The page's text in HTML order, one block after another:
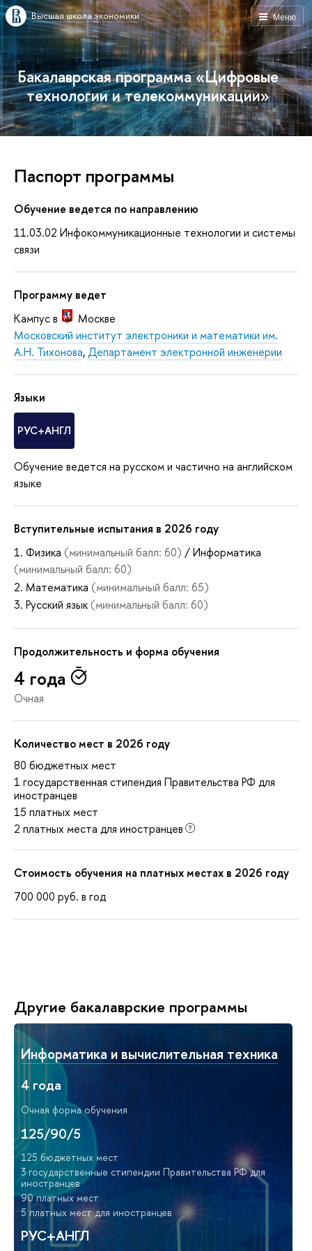
Меню
Высшая школа экономики
Бакалаврская программа «Цифровые
технологии и телекоммуникации»
Паспорт программы
Обучение ведется по направлению
11.03.02 Инфокоммуникационные технологии и системы
связи
Программу ведет
Кампус в
Москве
Московский институт электроники и математики им.
А.Н. Тихонова,Департамент электронной инженерии
Языки
РУС+АНГЛ
Обучение ведется на русском и частично на английском
языке
Вступительные испытания в 2026 году
Физика (минимальный балл: 60) / Информатика
(минимальный балл: 60)
Математика (минимальный балл: 65)
Русский язык (минимальный балл: 60)
Продолжительность и форма обучения
4 года
Очная
Количество мест в 2026 году
80 бюджетных мест
1 государственная стипендия Правительства РФ для
иностранцев
15 платных мест
2 платных места для иностранцев
Стоимость обучения на платных местах в 2026 году
700 000 руб. в год
Другие бакалаврские программы
Информатика и вычислительная техника
4 года
Очная форма обучения
125/90/5
125 бюджетных мест
3 государственные стипендии Правительства РФ для
иностранцев
90 платных мест
5 платных мест для иностранцев
РУС+АНГЛ